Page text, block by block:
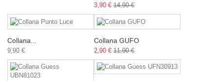
3,90 € 14,90 €
Collana...
9,90 €
Collana GUFO
2,90 € 11,90 €